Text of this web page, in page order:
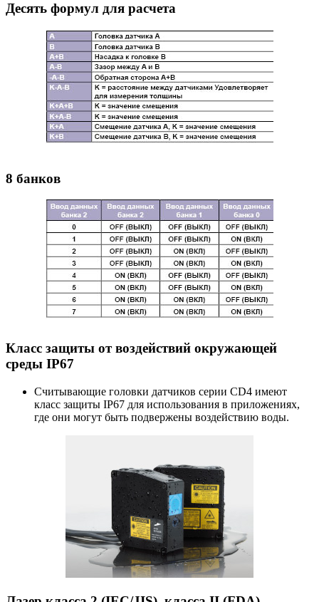
Десять формул для расчета
8 банков
Класс защиты от воздействий окружающей
среды IP67
Считывающие головки датчиков серии CD4 имеют
класс защиты IP67 для использования в приложениях,
где они могут быть подвержены воздействию воды.